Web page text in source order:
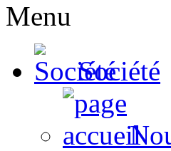
Menu
Société